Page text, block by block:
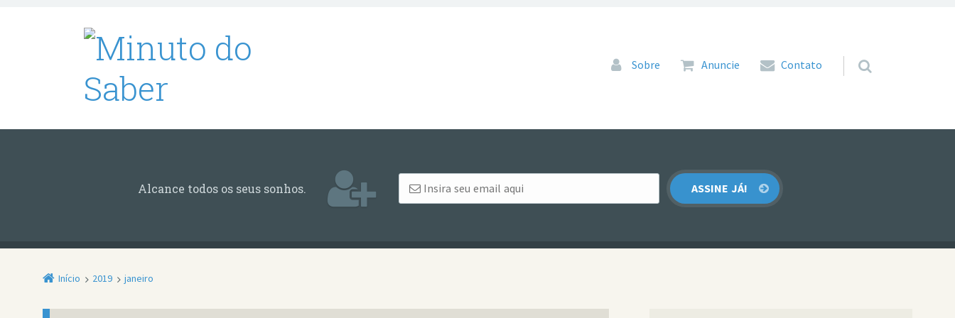
Pular para o conteúdo
Sobre Anuncie Contato
Alcance todos os seus sonhos.
Início 2019 janeiro